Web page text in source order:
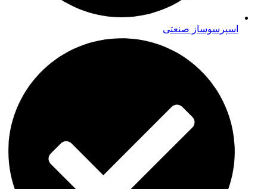
اسپرسوساز صنعتی